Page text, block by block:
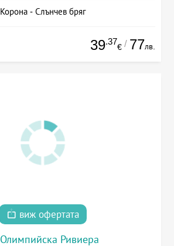
Корона - Слънчев бряг
39.37
€ / 77лв.
виж офертата
Олимпийска Ривиера